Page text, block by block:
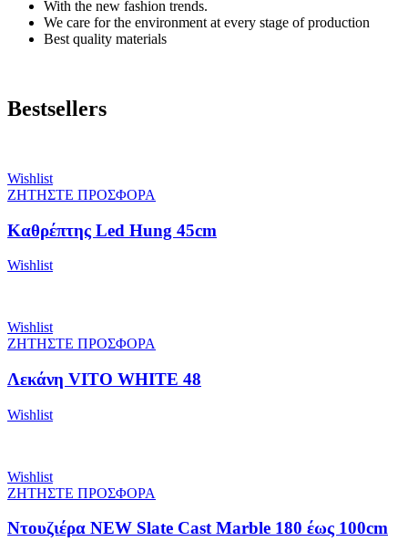
With the new fashion trends.
We care for the environment at every stage of production
Best quality materials
Bestsellers
Wishlist
ΖΗΤΗΣΤΕ ΠΡΟΣΦΟΡΑ
Καθρέπτης Led Hung 45cm
Wishlist
Wishlist
ΖΗΤΗΣΤΕ ΠΡΟΣΦΟΡΑ
Λεκάνη VITO WHITE 48
Wishlist
Wishlist
ΖΗΤΗΣΤΕ ΠΡΟΣΦΟΡΑ
Ντουζιέρα NEW Slate Cast Marble 180 έως 100cm